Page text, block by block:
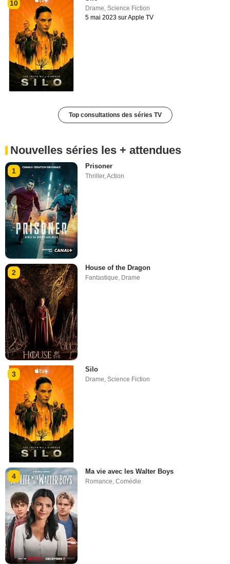
10
Drame,Science Fiction
5 mai 2023 sur Apple TV
Top consultations des séries TV
Nouvelles séries les + attendues
1
Prisoner
Thriller,Action
2
House of the Dragon
Fantastique, Drame
3
Silo
Drame,Science Fiction
4
Ma vie avec les Walter Boys
Romance ,Comédie